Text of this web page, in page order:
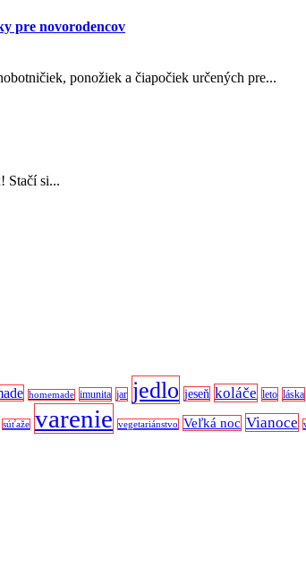
pre novorodencov
ponožiek a čiapočiek určených pre...
Stačí si...
homemade imunita jar jedlo jeseň koláče leto láska
súťaže varenie vegetariánstvo Veľká noc Vianoce